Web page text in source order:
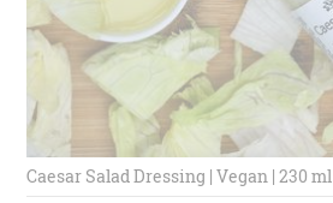
Caesar Salad Dressing | Vegan | 230 ml